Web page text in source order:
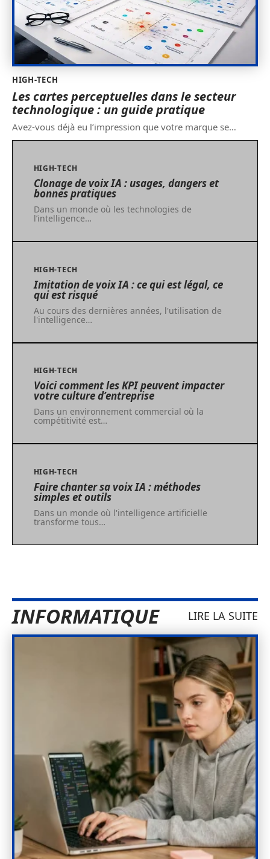
HIGH-TECH
Les cartes perceptuelles dans le secteur
technologique : un guide pratique
Avez-vous déjà eu l’impression que votre marque se…
HIGH-TECH
Clonage de voix IA : usages, dangers et
bonnes pratiques
Dans un monde où les technologies de
l’intelligence…
HIGH-TECH
Imitation de voix IA : ce qui est légal, ce
qui est risqué
Au cours des dernières années, l'utilisation de
l'intelligence…
HIGH-TECH
Voici comment les KPI peuvent impacter
votre culture d’entreprise
Dans un environnement commercial où la
compétitivité est…
HIGH-TECH
Faire chanter sa voix IA : méthodes
simples et outils
Dans un monde où l'intelligence artificielle
transforme tous…
INFORMATIQUE LIRE LA SUITE